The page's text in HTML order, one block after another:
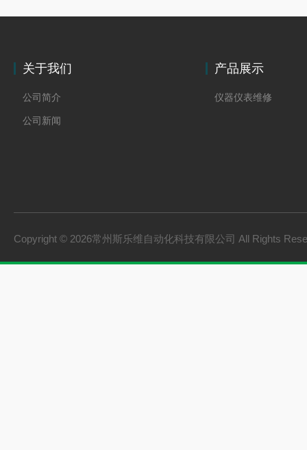
关于我们
公司简介
公司新闻
产品展示
仪器仪表维修
Copyright © 2026常州斯乐维自动化科技有限公司 All Rights